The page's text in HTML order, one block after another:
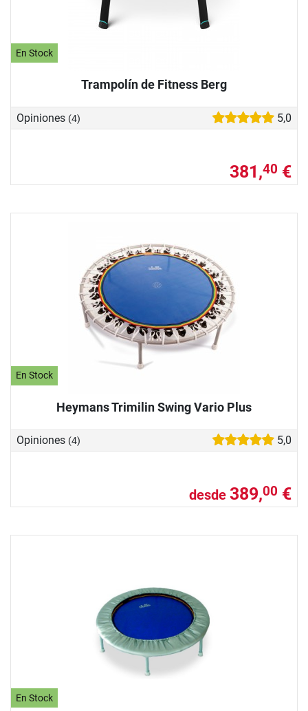
En Stock
Trampolín de Fitness Berg
Opiniones (4) 5,0
381,40 €
En Stock
Heymans Trimilin Swing Vario Plus
Opiniones (4) 5,0
desde 389,00 €
En Stock